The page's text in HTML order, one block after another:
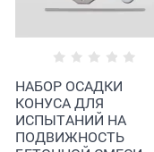
НАБОР ОСАДКИ
КОНУСА ДЛЯ
ИСПЫТАНИЙ НА
ПОДВИЖНОСТЬ